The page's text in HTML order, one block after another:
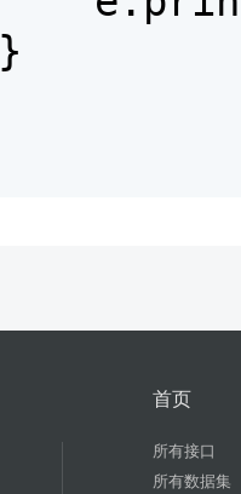
}
首页
所有接口
所有数据集